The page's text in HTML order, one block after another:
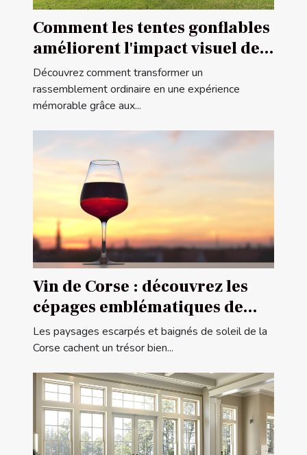
Comment les tentes gonflables
améliorent l'impact visuel des
événements
Découvrez comment transformer un
rassemblement ordinaire en une expérience
mémorable grâce aux...
Vin de Corse : découvrez les
cépages emblématiques de
l'île de beauté
Les paysages escarpés et baignés de soleil de la
Corse cachent un trésor bien...